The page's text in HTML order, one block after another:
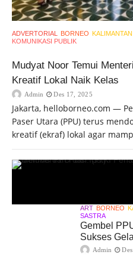
ADVERTORIAL BORNEO KALIMANTAN
KOMUNIKASI PUBLIK
Mudyat Noor Temui
Kreatif Lokal Naik Kelas
Admin Des 17, 2025
Jakarta, helloborneo.com —
Paser Utara (PPU) terus
kreatif (ekraf) lokal agar
ART BORNEO
SASTRA
Gembel
Sukses
Admin